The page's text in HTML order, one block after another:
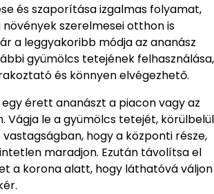
és szaporítása izgalmas folyamat,
szerelmesei otthon is
a leggyakoribb módja az ananász
gyümölcs tetejének felhasználása,
és könnyen elvégezhető.
egy érett ananászt a piacon vagy az
Vágja le a gyümölcs tetejét, körülbelül
hogy a központi része,
maradjon. Ezután távolítsa el
a korona alatt, hogy láthatóvá váljon